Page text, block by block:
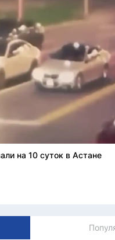
на 10 суток в Астане